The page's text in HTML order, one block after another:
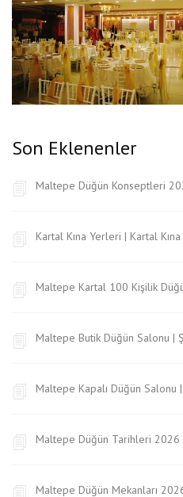
Son Eklenenler
Maltepe Düğün Konseptleri
Kartal Kına Yerleri | Kartal
Maltepe Kartal 100 Kişilik
Maltepe Butik Düğün Salonu |
Maltepe Kapalı Düğün Salonu
Maltepe Düğün Tarihleri 2026
Maltepe Düğün Mekanları